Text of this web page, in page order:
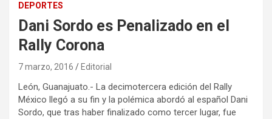
DEPORTES
Dani Sordo es Penalizado en el
Rally Corona
7 marzo, 2016 Editorial
León, Guanajuato.- La decimotercera edición del Rally
México llegó a su fin y la polémica abordó al español Dani
Sordo, que tras haber finalizado como tercer lugar, fue